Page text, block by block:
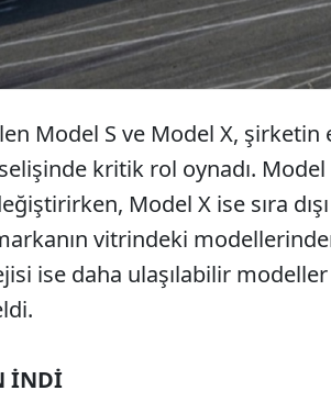
Model S ve Model X, şirketin
kritik rol oynadı.
Model X ise sıra
vitrindeki
ise daha ulaşılabilir
İNDİ